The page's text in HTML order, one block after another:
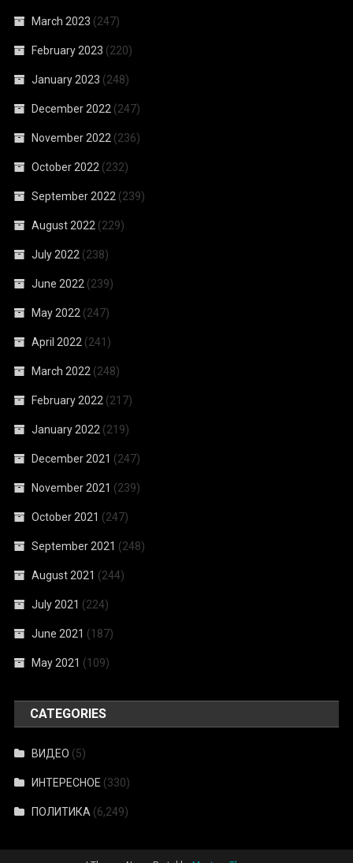
March 2023 (247)
February 2023 (220)
January 2023 (248)
December 2022 (247)
November 2022 (236)
October 2022 (232)
September 2022 (239)
August 2022 (229)
July 2022 (238)
June 2022 (239)
May 2022 (247)
April 2022 (241)
March 2022 (248)
February 2022 (217)
January 2022 (219)
December 2021 (247)
November 2021 (239)
October 2021 (247)
September 2021 (248)
August 2021 (244)
July 2021 (224)
June 2021 (187)
May 2021 (109)
CATEGORIES
ВИДЕО (5)
ИНТЕРЕСНОЕ (330)
ПОЛИТИКА (6,249)